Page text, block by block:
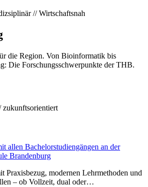
// Wirtschaftsnah
die Region. Von Bioinformatik bis
Die Forschungsschwerpunkte der THB.
zukunftsorientiert
Praxisbezug, modernen Lehrmethoden und
– ob Vollzeit, dual oder…